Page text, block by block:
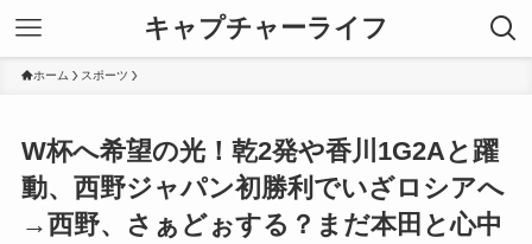
キャプチャーライフ
ホーム スポーツ
W杯へ希望の光！乾2発や香川1G2Aと躍
動、西野ジャパン初勝利でいざロシアへ
→西野、さぁどぉする？まだ本田と心中